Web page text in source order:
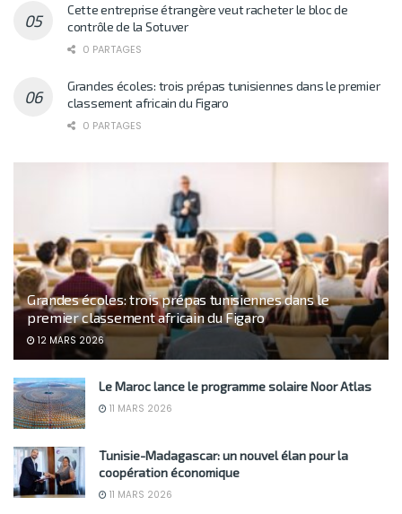
Cette entreprise étrangère veut racheter le bloc de
contrôle de la Sotuver
0 PARTAGES
Grandes écoles: trois prépas tunisiennes dans le premier
classement africain du Figaro
0 PARTAGES
Grandes écoles: trois prépas tunisiennes dans le
premier classement africain du Figaro
12 MARS 2026
Le Maroc lance le programme solaire Noor Atlas
11 MARS 2026
Tunisie-Madagascar: un nouvel élan pour la
coopération économique
11 MARS 2026